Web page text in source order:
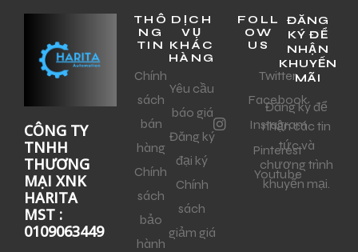
CÔNG TY
TNHH
THƯƠNG
MẠI XNK
HARITA
MST :
0109063449
THÔ
NG
TIN
Chính
sách
bán
hàng
Chính
sách
bảo
hành
DỊCH
VỤ
KHÁC
HÀNG
Yêu cầu
báo giá
Đăng ký
đại ký
Chính
sách
giảm giá
FOLL
OW
US
Twitter
Facebook
Instagram
Pinterest
Youtube
ĐĂNG
KÝ ĐỂ
NHẬN
KHUYẾN
MÃI
Đăng ký để
nhận các tin
tức và
chương trình
khuyến mại.